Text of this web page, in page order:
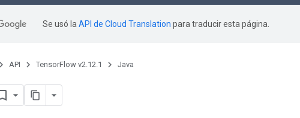
Se usó la API de Cloud Translation para traducir esta página.
API TensorFlow v2.12.1 Java